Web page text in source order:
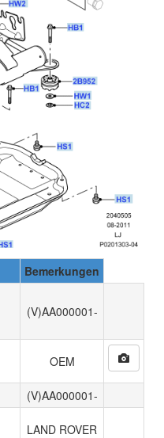
Bemerkungen
(V)AA000001-
OEM
(V)AA000001-
LAND ROVER